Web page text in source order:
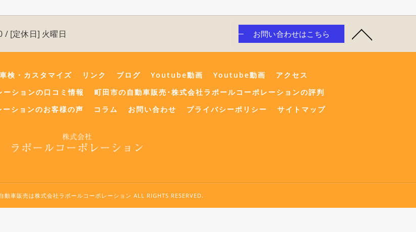
/ [定休日] 火曜日 お問い合わせはこちら
車検・カスタマイズ リンク ブログ Youtube動画 Youtube動画
アクセス
ションの口コミ情報
町田市の自動車販売･株式会社ラポールコーポレーションの評判
ションのお客様の声
コラム お問い合わせ プライバシーポリシー サイトマップ
車販売は株式会社ラポールコーポレーション ALL RIGHTS RESERVED.